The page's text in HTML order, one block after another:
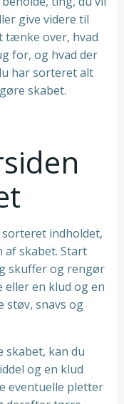
give videre til
tænke over, hvad
for, og hvad der
har sorteret alt
skabet.
indholdet,
af skabet. Start
skuffer og rengør
eller en klud og en
støv, snavs og
skabet, kan du
og en klud
eventuelle pletter